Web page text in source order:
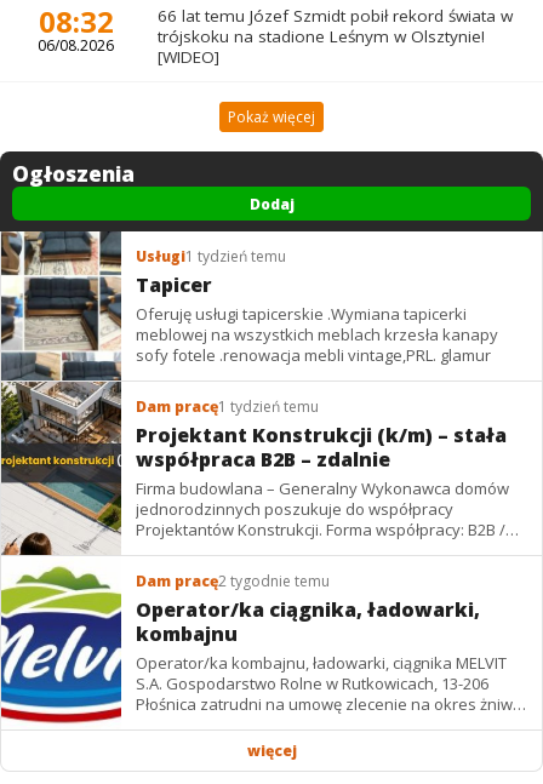
08:32
06/08.2026
66 lat temu Józef Szmidt pobił rekord świata w
trójskoku na stadione Leśnym w Olsztynie!
[WIDEO]
Pokaż więcej
Ogłoszenia
Dodaj
Usługi1 tydzień temu
Tapicer
Oferuję usługi tapicerskie .Wymiana tapicerki
meblowej na wszystkich meblach krzesła kanapy
sofy fotele .renowacja mebli vintage,PRL. glamur
Dam pracę1 tydzień temu
Projektant Konstrukcji (k/m) – stała
współpraca B2B – zdalnie
Firma budowlana – Generalny Wykonawca domów
jednorodzinnych poszukuje do współpracy
Projektantów Konstrukcji. Forma współpracy: B2B /
podwykonawstwo – zdalnie. Wynagrodzenie: ✔
Stawki...
Dam pracę2 tygodnie temu
Operator/ka ciągnika, ładowarki,
kombajnu
Operator/ka kombajnu, ładowarki, ciągnika MELVIT
S.A. Gospodarstwo Rolne w Rutkowicach, 13-206
Płośnica zatrudni na umowę zlecenie na okres żniw: -
operatora/kę kombajnu z uprawnieniami -...
więcej